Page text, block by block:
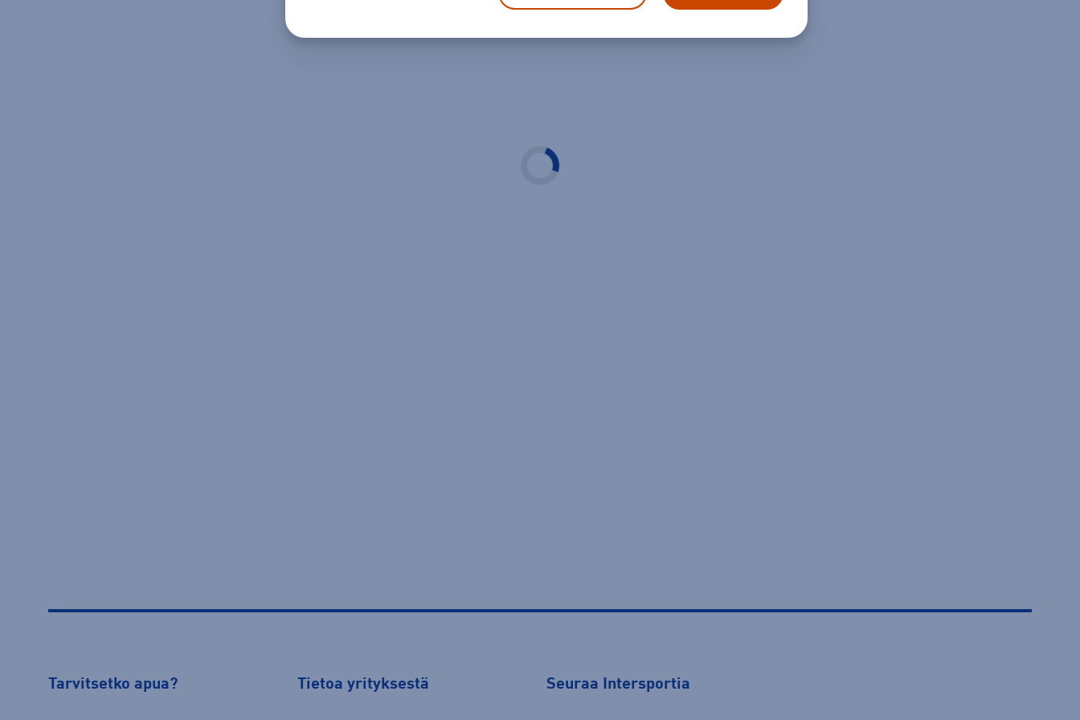
Tarvitsetko apua? Tietoa yrityksestä Seuraa Intersportia